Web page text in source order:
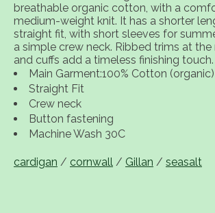
breathable organic cotton, with a
medium-weight knit. It has a shorter
straight fit, with short sleeves for
a simple crew neck. Ribbed trims at the
and cuffs add a timeless finishing touch.
Main Garment:100% Cotton (organic)
Straight Fit
Crew neck
Button fastening
Machine Wash 30C
cardigan / cornwall / Gillan / seasalt